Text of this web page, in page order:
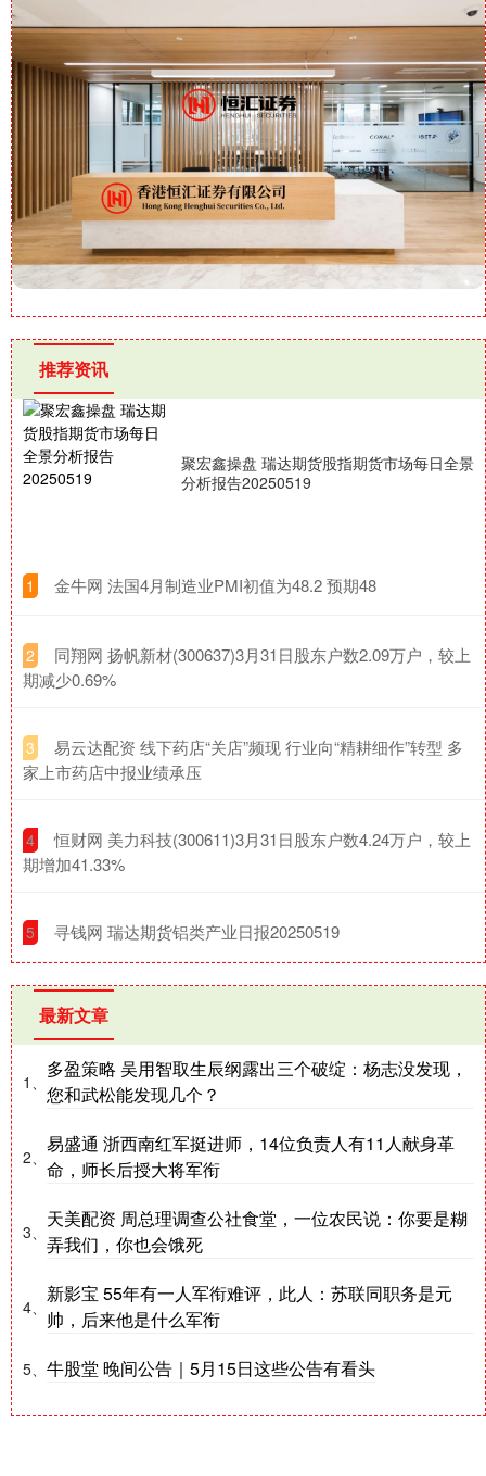
推荐资讯
聚宏鑫操盘 瑞达期货股指期货市场每日全景
分析报告20250519
1 ​金牛网 法国4月制造业PMI初值为48.2 预期48
2
​同翔网 扬帆新材(300637)3月31日股东户数2.09万户，较上
期减少0.69%
3
​易云达配资 线下药店“关店”频现 行业向“精耕细作”转型 多
家上市药店中报业绩承压
4
​恒财网 美力科技(300611)3月31日股东户数4.24万户，较上
期增加41.33%
5 ​寻钱网 瑞达期货铝类产业日报20250519
最新文章
1、
多盈策略 吴用智取生辰纲露出三个破绽：杨志没发现，
您和武松能发现几个？
2、
易盛通 浙西南红军挺进师，14位负责人有11人献身革
命，师长后授大将军衔
3、
天美配资 周总理调查公社食堂，一位农民说：你要是糊
弄我们，你也会饿死
4、
新影宝 55年有一人军衔难评，此人：苏联同职务是元
帅，后来他是什么军衔
5、 牛股堂 晚间公告｜5月15日这些公告有看头